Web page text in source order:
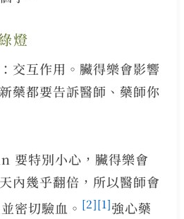
燈
交互作用。臟得樂會影響
藥都要告訴醫師、藥師你
要特別小心，臟得樂會
內幾乎翻倍，所以醫師會
密切驗血。 [2][1]強心藥